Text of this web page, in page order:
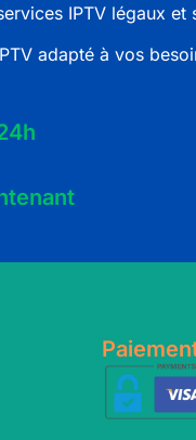
IPTVlégaux et
adapté à vos